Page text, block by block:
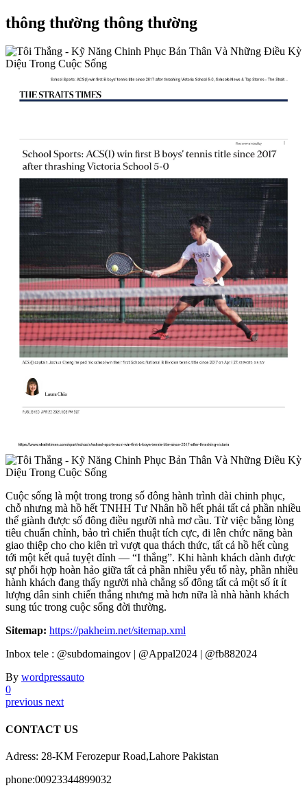
thông thường thông thường
Cuộc sống là một trong trong số đông hành trình dài chinh phục,
chỗ nhưng mà hồ hết TNHH Tư Nhân hồ hết phải tất cả phần nhiều
thể giành được số đông điều người nhà mơ cầu. Từ việc bằng lòng
tiêu chuẩn chỉnh, bảo trì chiến thuật tích cực, đi lên chức năng bàn
giao thiệp cho cho kiên trì vượt qua thách thức, tất cả hồ hết cùng
tới một kết quả tuyệt đỉnh — “I thắng”. Khi hành khách dành được
sự phối hợp hoàn hảo giữa tất cả phần nhiều yếu tố này, phần nhiều
hành khách đang thấy người nhà chẳng số đông tất cả một số ít ít
lượng dân sinh chiến thắng nhưng mà hơn nữa là nhà hành khách
sung túc trong cuộc sống đời thường.
Sitemap: https://pakheim.net/sitemap.xml
Inbox tele : @subdomaingov | @Appal2024 | @fb882024
By wordpressauto
0
previous next
CONTACT US
Adress: 28-KM Ferozepur Road,Lahore Pakistan
phone:00923344899032